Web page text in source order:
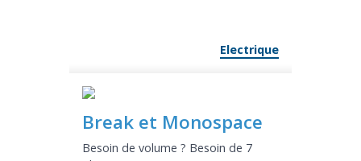
Electrique
Break et Monospace
Besoin de volume ? Besoin de 7